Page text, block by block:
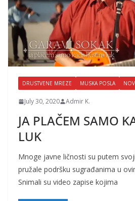
DRUSTVENE MREZE MUSKA POSLA
July 30, 2020 Admir K.
JA PLAČEM SAMO
LUK
Mnoge javne ličnosti su putem
pružale podršku sugrađanima u
Snimali su video zapise kojima